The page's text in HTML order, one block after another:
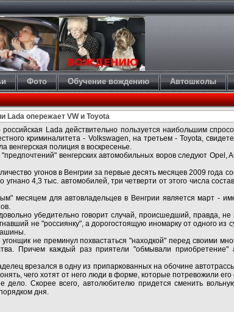
Фото Обучение вождению Автошколы
Lada опережает VW и Toyota
российская Lada действительно пользуется наибольшим
криминалитета - Volkswagen, на третьем - Toyota,
венгерская полиция в воскресенье.
венгерских автомобильных воров следуют Opel,
угонов в Венгрии за первые десять месяцев 2009 года
угнано 4,3 тыс. автомобилей, три четверти от этого числа
месяцем для автовладельцев в Венгрии является март -
убедительно говорит случай, происшедший, правда,
не "россиянку", а дорогостоящую иномарку от одного из
не преминул похвастаться "находкой" перед своими
Причем каждый раз приятели "обмывали приобретение"
врезался в одну из припаркованных на обочине
чего хотят от него люди в форме, которые потревожили его
дело. Скорее всего, автолюбителю придется сменить
дня.